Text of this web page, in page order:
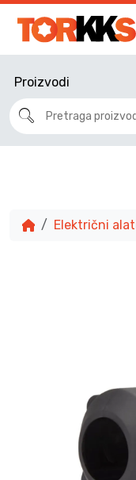
Proizvodi
Električni